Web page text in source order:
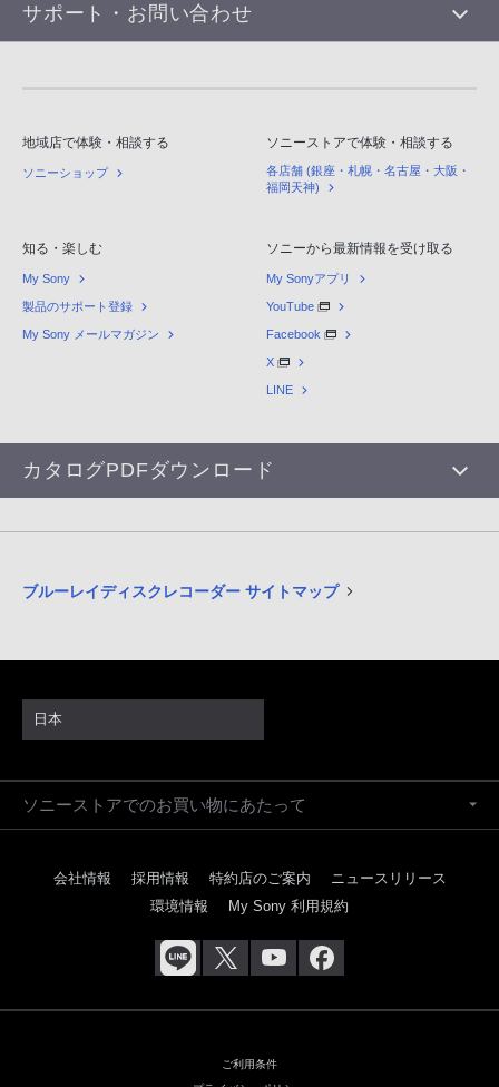
サポート・お問い合わせ
地域店で体験・相談する
ソニーショップ
ソニーストアで体験・相談する
各店舗 (銀座・札幌・名古屋・大阪・
福岡天神)
知る・楽しむ
My Sony
製品のサポート登録
My Sony メールマガジン
ソニーから最新情報を受け取る
My Sonyアプリ
YouTube
Facebook
X
LINE
カタログPDFダウンロード
ブルーレイディスクレコーダー サイトマップ
日本
ソニーストアでのお買い物にあたって
会社情報 採用情報 特約店のご案内
ニュースリリース
環境情報
My Sony 利用規約
ご利用条件